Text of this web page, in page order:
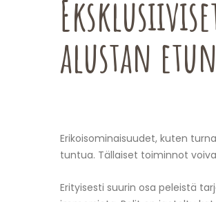
alustan
Erikoisominaisuudet, kuten
tuntua. Tällaiset toiminnot
Erityisesti suurin osa peleistä